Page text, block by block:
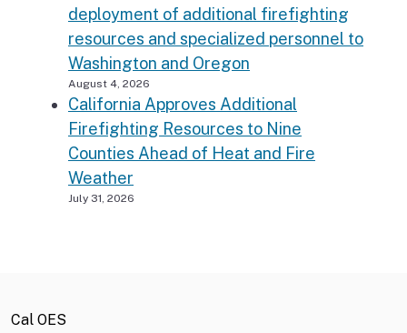
deployment of additional firefighting
resources and specialized personnel to
Washington and Oregon
August 4, 2026
California Approves Additional
Firefighting Resources to Nine
Counties Ahead of Heat and Fire
Weather
July 31, 2026
Cal OES